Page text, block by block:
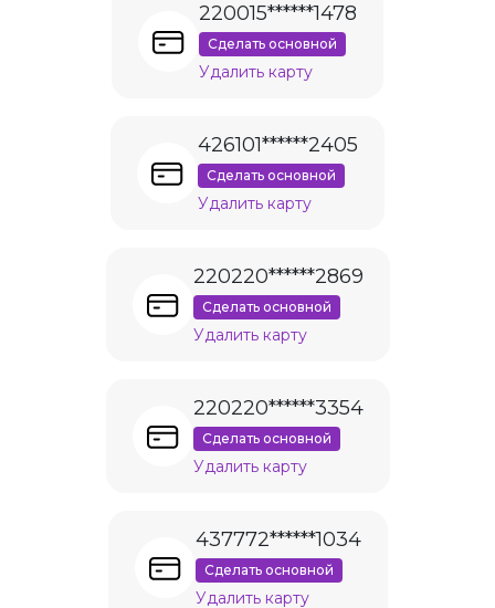
220015******1478
Сделать основной
Удалить карту
426101******2405
Сделать основной
Удалить карту
220220******2869
Сделать основной
Удалить карту
220220******3354
Сделать основной
Удалить карту
437772******1034
Сделать основной
Удалить карту